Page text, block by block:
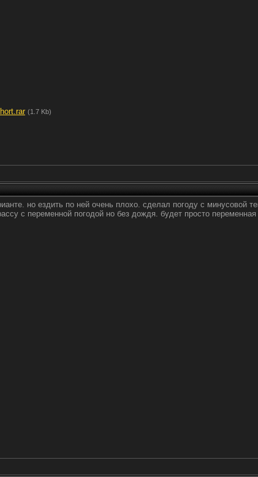
(1.7 Kb)
но ездить по ней очень плохо. сделал погоду с минусовой
с переменной погодой но без дождя. будет просто переменная